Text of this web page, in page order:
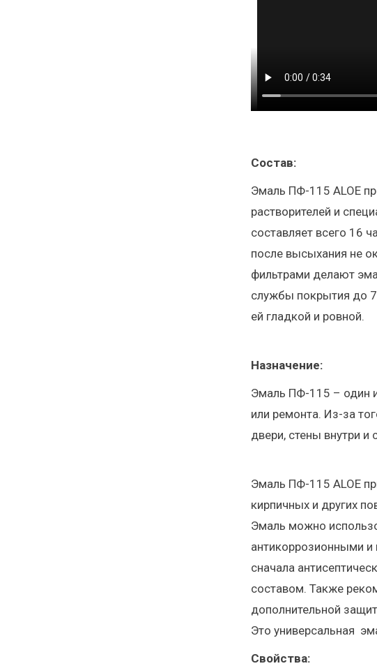
Состав:
Эмаль ПФ-115 ALOE
растворителей и
составляет всего 16
после высыхания не
фильтрами делают
службы покрытия до 7
ей гладкой и ровной.
Назначение:
Эмаль ПФ-115 – один
или ремонта. Из-за
двери, стены внутри и
Эмаль ПФ-115 ALOE
кирпичных и других
Эмаль можно
антикоррозионными и
сначала
составом. Также
дополнительной
Это универсальная
Свойства: